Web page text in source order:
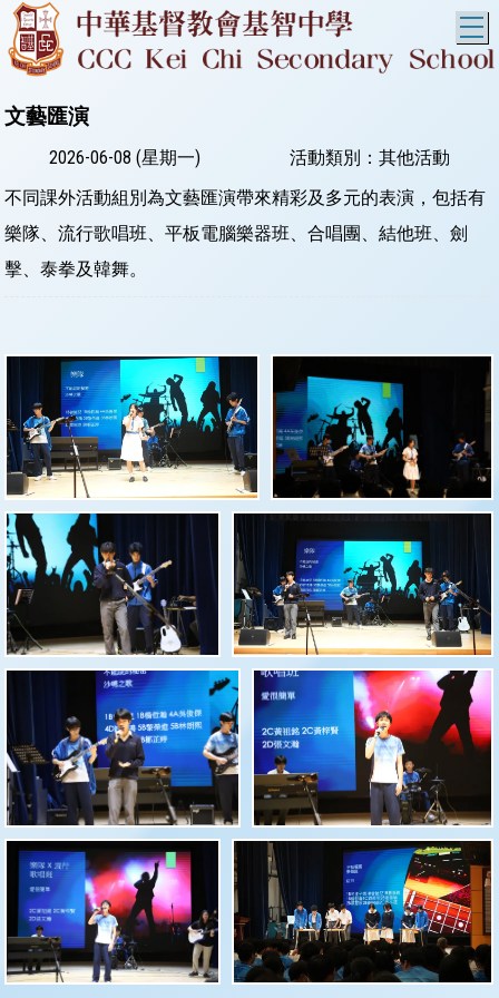
文藝匯演
2026-06-08 (星期一)
活動類別：其他活動
不同課外活動組別為文藝匯演帶來精彩及多元的表演，包括有
樂隊、流行歌唱班、平板電腦樂器班、合唱團、結他班、劍
擊、泰拳及韓舞。